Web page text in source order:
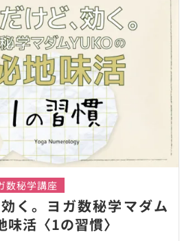
数秘学講座
く。ヨガ数秘学マダム
活〈1の習慣〉